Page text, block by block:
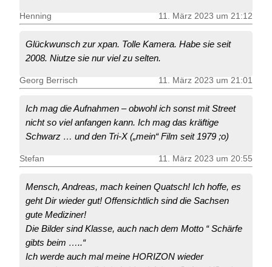
Henning 11. März 2023 um 21:12
Glückwunsch zur xpan. Tolle Kamera. Habe sie seit
2008. Niutze sie nur viel zu selten.
Georg Berrisch 11. März 2023 um 21:01
Ich mag die Aufnahmen – obwohl ich sonst mit Street
nicht so viel anfangen kann. Ich mag das kräftige
Schwarz … und den Tri-X („mein“ Film seit 1979 ;o)
Stefan 11. März 2023 um 20:55
Mensch, Andreas, mach keinen Quatsch! Ich hoffe, es
geht Dir wieder gut! Offensichtlich sind die Sachsen
gute Mediziner!
Die Bilder sind Klasse, auch nach dem Motto “ Schärfe
gibts beim …..“
Ich werde auch mal meine HORIZON wieder